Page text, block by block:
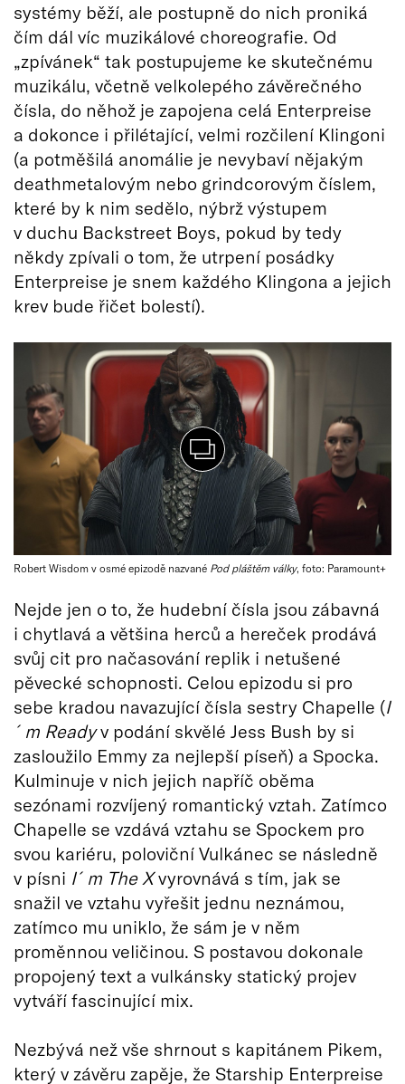
systémy běží, ale postupně do nich proniká
čím dál víc muzikálové choreografie. Od
„zpívánek“ tak postupujeme ke skutečnému
muzikálu, včetně velkolepého závěrečného
čísla, do něhož je zapojena celá Enterpreise
a dokonce i přilétající, velmi rozčilení Klingoni
(a potměšilá anomálie je nevybaví nějakým
deathmetalovým nebo grindcorovým číslem,
které by k nim sedělo, nýbrž výstupem
v duchu Backstreet Boys, pokud by tedy
někdy zpívali o tom, že utrpení posádky
Enterpreise je snem každého Klingona a jejich
krev bude řičet bolestí).
Robert Wisdom v osmé epizodě nazvané Pod pláštěm války, foto: Paramount+
Nejde jen o to, že hudební čísla jsou zábavná
i chytlavá a většina herců a hereček prodává
svůj cit pro načasování replik i netušené
pěvecké schopnosti. Celou epizodu si pro
sebe kradou navazující čísla sestry Chapelle (I
´m Readyv podání skvělé Jess Bush by si
zasloužilo Emmy za nejlepší píseň) a Spocka.
Kulminuje v nich jejich napříč oběma
sezónami rozvíjený romantický vztah. Zatímco
Chapelle se vzdává vztahu se Spockem pro
svou kariéru, poloviční Vulkánec se následně
v písni I´m The Xvyrovnává s tím, jak se
snažil ve vztahu vyřešit jednu neznámou,
zatímco mu uniklo, že sám je v něm
proměnnou veličinou. S postavou dokonale
propojený text a vulkánsky statický projev
vytváří fascinující mix.
Nezbývá než vše shrnout s kapitánem Pikem,
který v závěru zapěje, že Starship Enterpreise